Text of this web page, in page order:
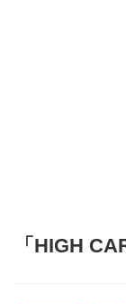
「HIGH